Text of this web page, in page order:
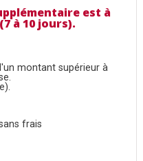
est à
à 10 jours).
montant supérieur à
frais